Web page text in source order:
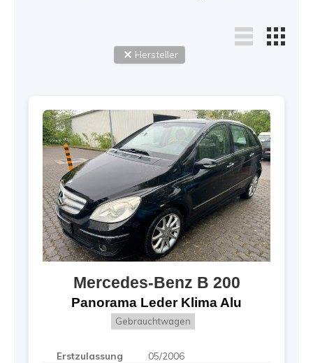
Hersteller
Mercedes-Benz B 200
Panorama Leder Klima Alu
Gebrauchtwagen
Erstzulassung
05/2006